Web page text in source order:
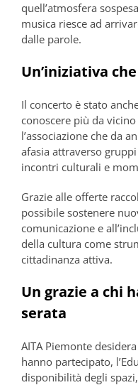
quell’atmosfera
musica riesce ad
dalle parole.
Un’iniziativa
Il concerto è stato
conoscere più da
l’associazione che da
afasia attraverso
incontri culturali e
Grazie alle offerte
possibile sostenere
comunicazione e
della cultura come
cittadinanza attiva.
Un grazie a chi
serata
AITA Piemonte
hanno partecipato,
disponibilità degli